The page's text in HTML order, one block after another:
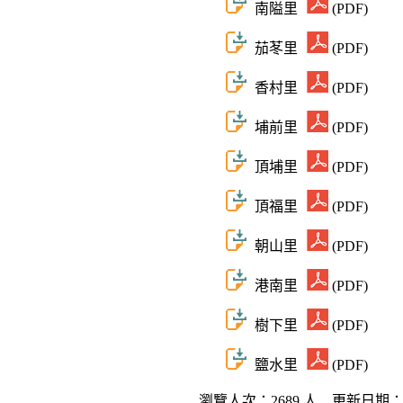
南隘里 (PDF)
茄苳里 (PDF)
香村里 (PDF)
埔前里 (PDF)
頂埔里 (PDF)
頂福里 (PDF)
朝山里 (PDF)
港南里 (PDF)
樹下里 (PDF)
鹽水里 (PDF)